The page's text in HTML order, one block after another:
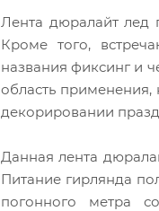
Лента дюралайт лед
Кроме того,
названия фиксинг и
область применения,
декорировании
Данная лента
Питание гирлянда
погонного метра